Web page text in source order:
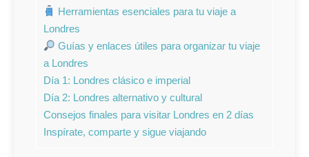
Herramientas esenciales para tu viaje a
Londres
Guías y enlaces útiles para organizar tu viaje
a Londres
Día 1: Londres clásico e imperial
Día 2: Londres alternativo y cultural
Consejos finales para visitar Londres en 2 días
Inspírate, comparte y sigue viajando